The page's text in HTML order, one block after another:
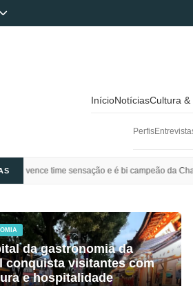
InícioNotíciasCultura &
Perfis
campeão da Champions League da Ásia
da gastronomia da
conquista visitantes com
e hospitalidade